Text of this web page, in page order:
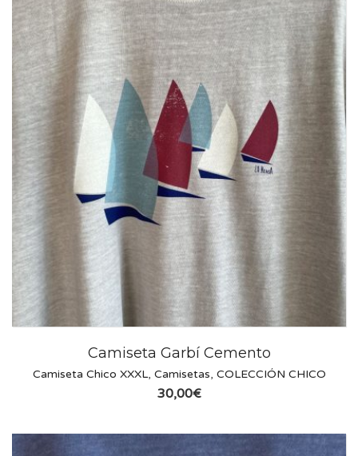
Camiseta Garbí Cemento
Camiseta Chico XXXL, Camisetas, COLECCIÓN CHICO
30,00€